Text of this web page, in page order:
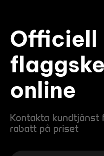
Officiell
online
Kontakta kundtjänst
rabatt på priset